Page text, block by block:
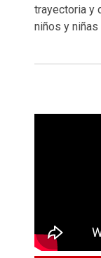
trayectoria y
niños y